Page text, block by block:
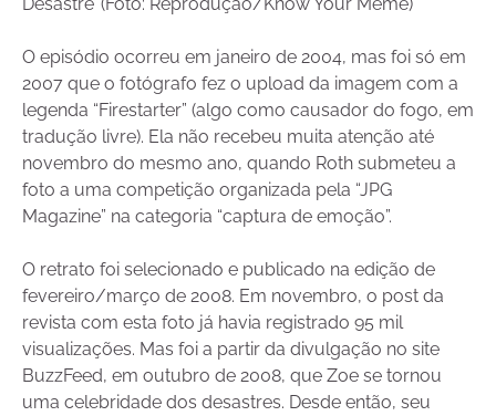
O episódio ocorreu em janeiro de 2004, mas foi só em
2007 que o fotógrafo fez o upload da imagem com a
legenda “Firestarter” (algo como causador do fogo, em
tradução livre). Ela não recebeu muita atenção até
novembro do mesmo ano, quando Roth submeteu a
foto a uma competição organizada pela “JPG
Magazine” na categoria “captura de emoção”.
O retrato foi selecionado e publicado na edição de
fevereiro/março de 2008. Em novembro, o post da
revista com esta foto já havia registrado 95 mil
visualizações. Mas foi a partir da divulgação no site
BuzzFeed, em outubro de 2008, que Zoe se tornou
uma celebridade dos desastres. Desde então, seu